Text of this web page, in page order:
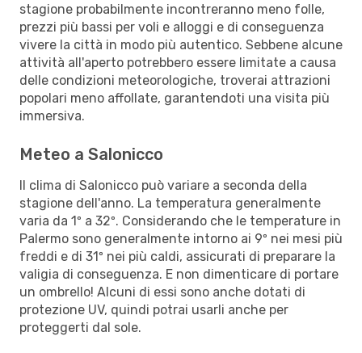
stagione probabilmente incontreranno meno folle,
prezzi più bassi per voli e alloggi e di conseguenza
vivere la città in modo più autentico. Sebbene alcune
attività all'aperto potrebbero essere limitate a causa
delle condizioni meteorologiche, troverai attrazioni
popolari meno affollate, garantendoti una visita più
immersiva.
Meteo a Salonicco
Il clima di Salonicco può variare a seconda della
stagione dell'anno. La temperatura generalmente
varia da 1º a 32º. Considerando che le temperature in
Palermo sono generalmente intorno ai 9º nei mesi più
freddi e di 31º nei più caldi, assicurati di preparare la
valigia di conseguenza. E non dimenticare di portare
un ombrello! Alcuni di essi sono anche dotati di
protezione UV, quindi potrai usarli anche per
proteggerti dal sole.